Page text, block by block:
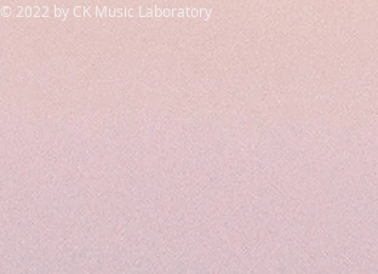
© 2022 by CK Music Laboratory